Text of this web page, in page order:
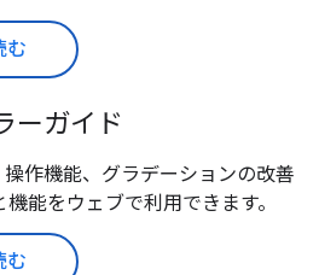
む
ーガイド
作機能、グラデーションの改善
能をウェブで利用できます。
む